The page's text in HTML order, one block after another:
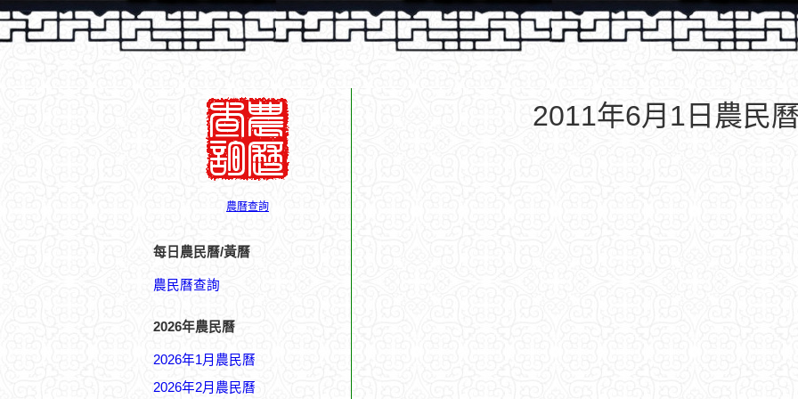
農曆查詢
每日農民曆/黃曆
農民曆查詢
2026年農民曆
2026年1月農民曆
2026年2月農民曆
2011年6月1日農民